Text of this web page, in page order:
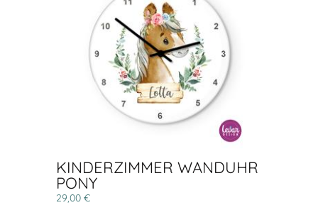
KINDERZIMMER WANDUHR
PONY
29,00 €